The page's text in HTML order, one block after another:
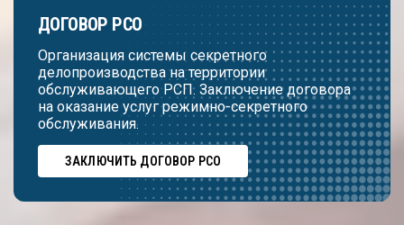
ДОГОВОР РСО
Организация системы секретного
делопроизводства на территории
обслуживающего РСП. Заключение договора
на оказание услуг режимно-секретного
обслуживания.
ЗАКЛЮЧИТЬ ДОГОВОР РСО